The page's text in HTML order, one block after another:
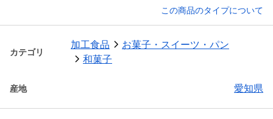
この商品のタイプについて
カテゴリ
加工食品
お菓子・スイーツ・パン
和菓子
産地 愛知県